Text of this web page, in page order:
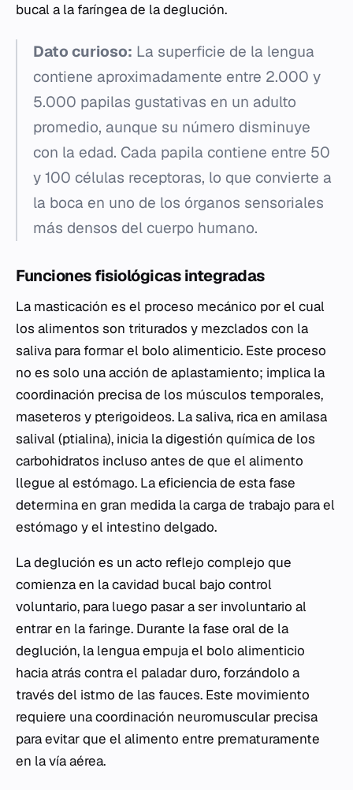
bucal a la faríngea de la deglución.
Dato curioso: La superficie de la lengua
contiene aproximadamente entre 2.000 y
5.000 papilas gustativas en un adulto
promedio, aunque su número disminuye
con la edad. Cada papila contiene entre 50
y 100 células receptoras, lo que convierte a
la boca en uno de los órganos sensoriales
más densos del cuerpo humano.
Funciones fisiológicas integradas
La masticación es el proceso mecánico por el cual
los alimentos son triturados y mezclados con la
saliva para formar el bolo alimenticio. Este proceso
no es solo una acción de aplastamiento; implica la
coordinación precisa de los músculos temporales,
maseteros y pterigoideos. La saliva, rica en amilasa
salival (ptialina), inicia la digestión química de los
carbohidratos incluso antes de que el alimento
llegue al estómago. La eficiencia de esta fase
determina en gran medida la carga de trabajo para el
estómago y el intestino delgado.
La deglución es un acto reflejo complejo que
comienza en la cavidad bucal bajo control
voluntario, para luego pasar a ser involuntario al
entrar en la faringe. Durante la fase oral de la
deglución, la lengua empuja el bolo alimenticio
hacia atrás contra el paladar duro, forzándolo a
través del istmo de las fauces. Este movimiento
requiere una coordinación neuromuscular precisa
para evitar que el alimento entre prematuramente
en la vía aérea.